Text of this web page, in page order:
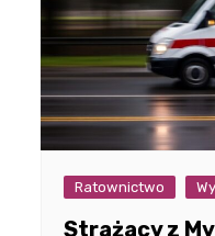
Ratownictwo
Strażacy z